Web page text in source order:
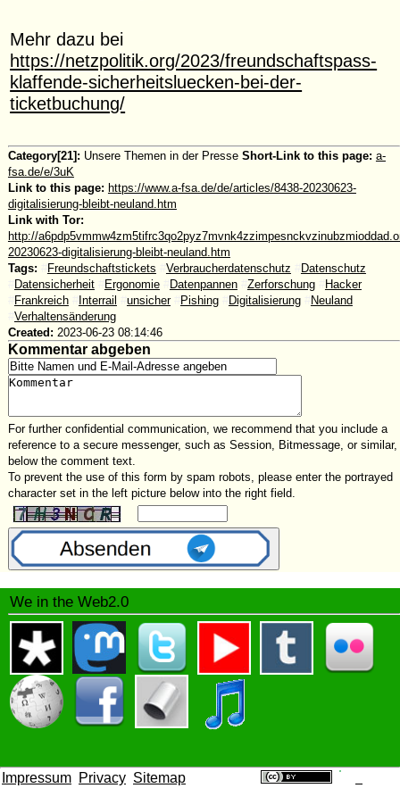
Mehr dazu bei
https://netzpolitik.org/2023/freundschaftspass-
klaffende-sicherheitsluecken-bei-der-
ticketbuchung/
Category[21]: Unsere Themen in der Presse Short-Link to this page: a-
fsa.de/e/3uK
Link to this page: https://www.a-fsa.de/de/articles/8438-20230623-
digitalisierung-bleibt-neuland.htm
Link with Tor:
http://
20230623-digitalisierung-bleibt-neuland.htm
Tags:
Freundschaftstickets Verbraucherdatenschutz
Datenschutz
Datensicherheit Ergonomie Datenpannen Zerforschung
Hacker
Frankreich Interrail unsicher Pishing Digitalisierung
Neuland
Verhaltensänderung
Created: 2023-06-23 08:14:46
Kommentar abgeben
For further confidential communication, we recommend that you include a
reference to a secure messenger, such as Session, Bitmessage, or similar,
below the comment text.
To prevent the use of this form by spam robots, please enter the portrayed
character set in the left picture below into the right field.
We in the Web2.0
Impressum Privacy Sitemap